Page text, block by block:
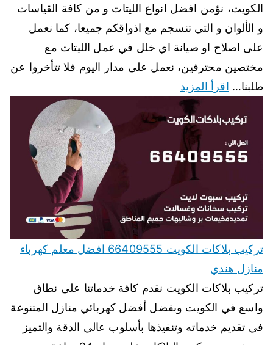
الكويت، نؤمن افضل انواع الليتات و من كافة القياسات
و الألوان و التي تنسجم مع اذواقكم جميعا، كما نعمل
على اصلاح او صيانة اي خلل في عمل الليتات مع
مختصين محترفين، نعمل على مدار اليوم فلا تتأخروا عن
طلبنا… اقرأ المزيد
تركيب بلاكات الكويت 66409555 افضل معلم كهرباء
منازل هندي
تركيب بلاكات الكويت نقدم كافة خدماتنا على نطاق
واسع في الكويت وبفضل أفضل كهربائي منازل المتنوعة
في تقديم خدماته وتنفيذها بأسلوب عالي الدقة والتميز